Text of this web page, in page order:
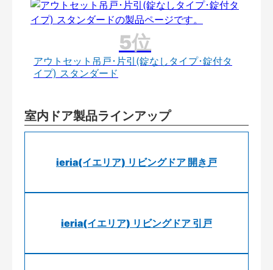
アウトセット吊戸･片引(錠なしタイプ･錠付タ
イプ) スタンダード
室内ドア製品ラインアップ
ieria(イエリア) リビングドア 開き戸
ieria(イエリア) リビングドア 引戸